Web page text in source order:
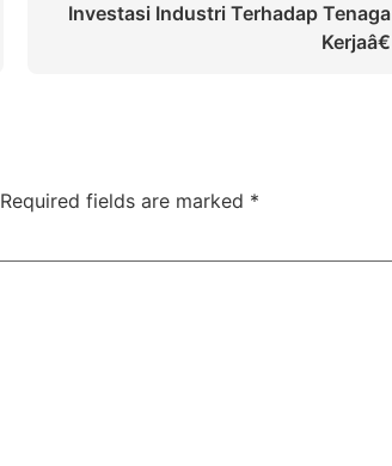
Investasi Industri Terhadap Tenaga
Kerjaâ€
Required fields are marked *